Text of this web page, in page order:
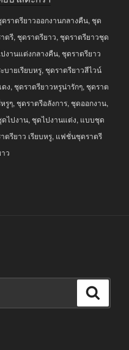
฿3,690.00.฿2,990.00.
ราตรียาวออกงานกลางคืน, ชุด
ตรี, ชุดราตรียาว, ชุดราตรียาวชุด
งานแต่งกลางคืน, ชุดราตรียาว
บายเรียบหรู, ชุดราตรียาวสีไวน์
ดง, ชุดราตรียาวหรูน่ารักๆ, ชุดราต
รูๆ, ชุดราตรีอลังการ, ชุดออกงาน,
ไปงาน, ชุดไปงานแต่ง, แบบชุด
าตรียาว เรียบหรู, แฟชั่นชุดราตรี
ว